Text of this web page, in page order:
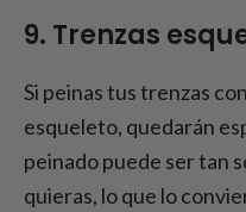
9. Trenzas
Si peinas tus trenzas
esqueleto, quedarán
peinado puede ser tan
quieras, lo que lo